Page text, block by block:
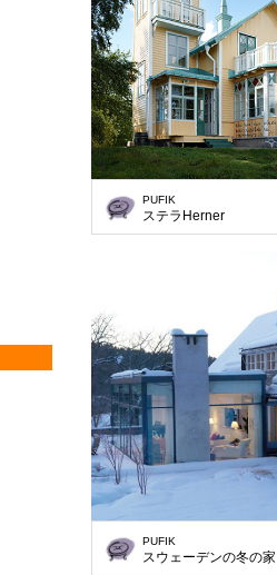
PUFIK
ステラHerner
PUFIK
スウェーデンの冬の家